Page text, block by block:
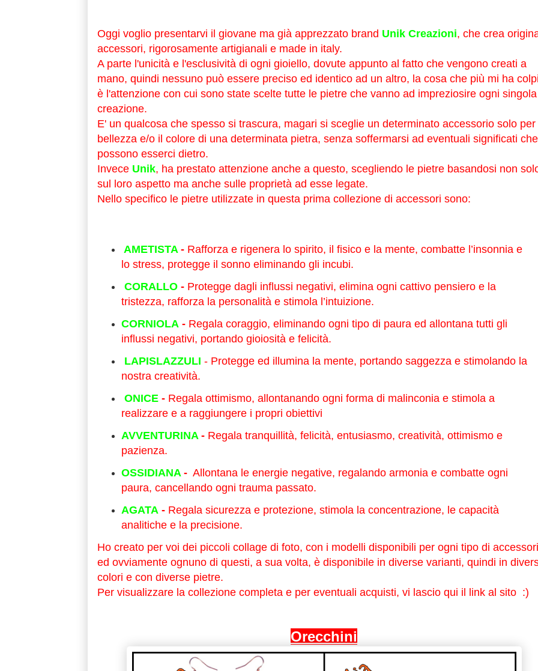
Oggi voglio presentarvi il giovane ma già apprezzato brand Unik Creazioni, che crea
accessori, rigorosamente artigianali e made in italy.
A parte l'unicità e l'esclusività di ogni gioiello, dovute appunto al fatto che vengono creati a
mano, quindi nessuno può essere preciso ed identico ad un altro, la cosa che più mi ha
è l'attenzione con cui sono state scelte tutte le pietre che vanno ad impreziosire ogni singola
creazione.
E' un qualcosa che spesso si trascura, magari si sceglie un determinato accessorio solo per
bellezza e/o il colore di una determinata pietra, senza soffermarsi ad eventuali significati che
possono esserci dietro.
Invece Unik, ha prestato attenzione anche a questo, scegliendo le pietre basandosi non
sul loro aspetto ma anche sulle proprietà ad esse legate.
Nello specifico le pietre utilizzate in questa prima collezione di accessori sono:
AMETISTA-Rafforza e rigenera lo spirito, il fisico e la mente, combatte l’insonnia e
lo stress, protegge il sonno eliminando gli incubi.
CORALLO -Protegge dagli influssi negativi, elimina ogni cattivo pensiero e la
tristezza, rafforza la personalità e stimola l’intuizione.
CORNIOLA - Regala coraggio, eliminando ogni tipo di paura ed allontana tutti gli
influssi negativi, portando gioiosità e felicità.
LAPISLAZZULI - Protegge ed illumina la mente, portando saggezza e stimolando la
nostra creatività.
ONICE-Regala ottimismo, allontanando ogni forma di malinconia e stimola a
realizzare e a raggiungere i propri obiettivi
AVVENTURINA- Regala tranquillità, felicità, entusiasmo, creatività, ottimismo e
pazienza.
OSSIDIANA-Allontana le energie negative, regalando armonia e combatte ogni
paura, cancellando ogni trauma passato.
AGATA- Regala sicurezza e protezione, stimola la concentrazione, le capacità
analitiche e la precisione.
Ho creato per voi dei piccoli collage di foto, con i modelli disponibili per ogni tipo di
ed ovviamente ognuno di questi, a sua volta, è disponibile in diverse varianti, quindi in
colori e con diverse pietre.
Per visualizzare la collezione completa e per eventuali acquisti, vi lascio qui il link al sito :)
Orecchini